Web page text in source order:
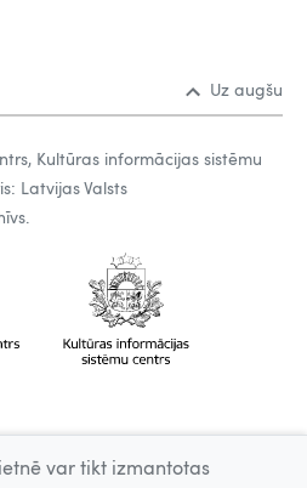
Uz augšu
Kultūras informācijas sistēmu
Latvijas Valsts
var tikt izmantotas